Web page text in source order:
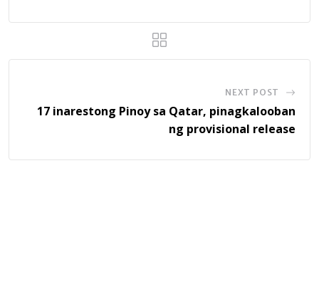
NEXT POST
17 inarestong Pinoy sa Qatar, pinagkalooban
ng provisional release